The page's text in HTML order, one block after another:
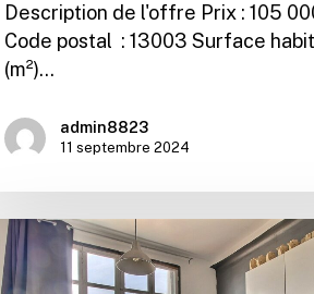
Description de l'offre Prix : 105
Code postal : 13003 Surface
(m²)…
admin8823
11 septembre 2024